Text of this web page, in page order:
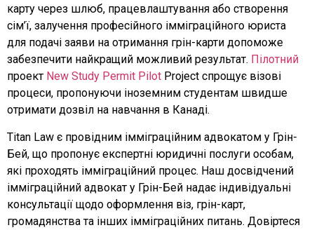
карту через шлюб, працевлаштування або створення
сім’ї, залучення професійного імміграційного юриста
для подачі заяви на отримання грін-карти допоможе
забезпечити найкращий можливий результат. Пілотний
проект New Study Permit Pilot Project спрощує візові
процеси, пропонуючи іноземним студентам швидше
отримати дозвіл на навчання в Канаді.
Titan Law є провідним імміграційним адвокатом у Грін-
Бей, що пропонує експертні юридичні послуги особам,
які проходять імміграційний процес. Наш досвідчений
імміграційний адвокат у Грін-Бей надає індивідуальні
консультації щодо оформлення віз, грін-карт,
громадянства та інших імміграційних питань. Довіртеся